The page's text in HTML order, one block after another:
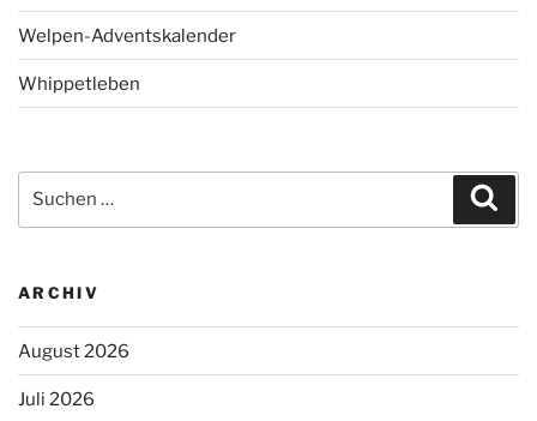
Welpen-Adventskalender
Whippetleben
nach:
ARCHIV
August 2026
Juli 2026